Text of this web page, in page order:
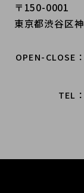
〒150-0001
東京都渋谷区
OPEN-CLOSE
TEL